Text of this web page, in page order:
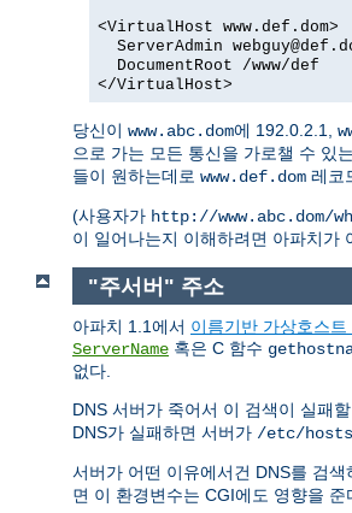
<VirtualHost www.def.dom>
ServerAdmin
DocumentRoot /www/def
</VirtualHost>
당신이 www.abc.dom에 192.0.2.1,
으로 가는 모든 통신을 가로챌 수 있
들이 원하는데로 www.def.dom 레코
(사용자가 http://www.abc.dom/
이 일어나는지 이해하려면 아파치가
"주서버" 주소
아파치 1.1에서 이름기반 가상호스트
ServerName 혹은 C 함수
없다.
DNS 서버가 죽어서 이 검색이 실패
DNS가 실패하면 서버가 /etc/hosts
서버가 어떤 이유에서건 DNS를 검색
면 이 환경변수는 CGI에도 영향을